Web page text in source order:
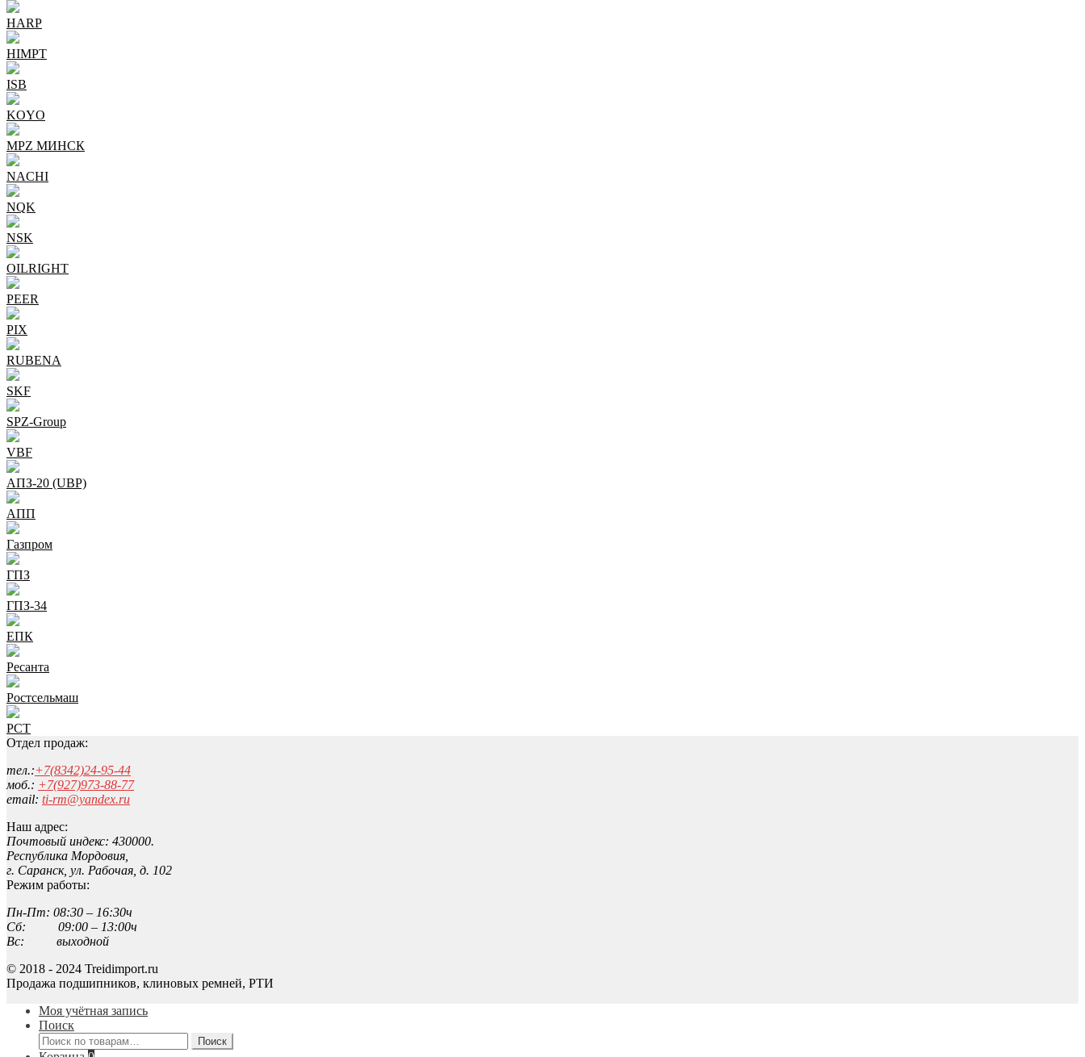
HARP
HIMPT
ISB
KOYO
MPZ МИНСК
NACHI
NQK
NSK
OILRIGHT
PEER
PIX
RUBENA
SKF
SPZ-Group
VBF
АПЗ-20 (UBP)
АПП
Газпром
ГПЗ
ГПЗ-34
ЕПК
Ресанта
Ростсельмаш
РСТ
Отдел продаж:
тел.:+7(8342)24-95-44
моб.: +7(927)973-88-77
email: ti-rm@yandex.ru
Наш адрес:
Почтовый индекс: 430000.
Республика Мордовия,
г. Саранск, ул. Рабочая, д. 102
Режим работы:
Пн-Пт: 08:30 – 16:30ч
Сб: 09:00 – 13:00ч
Вс: выходной
© 2018 - 2024 Treidimport.ru
Продажа подшипников, клиновых ремней, РТИ
Моя учётная запись
Поиск
Искать:
Поиск